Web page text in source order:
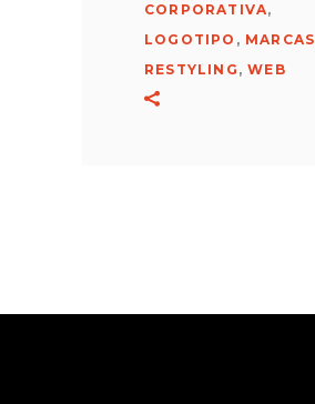
CORPORATIVA,
LOGOTIPO , MARCAS
RESTYLING ,WEB